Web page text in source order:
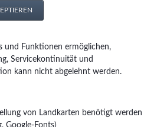
und Funktionen ermöglichen,
Servicekontinuität und
kann nicht abgelehnt werden.
von Landkarten benötigt werden